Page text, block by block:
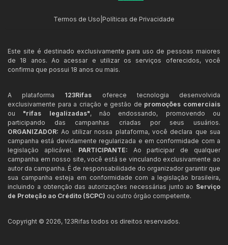
Termos de Uso Políticas de Privacidade
Este site é destinado exclusivamente para uso de pessoas maiores
de 18 anos. Ao acessar e utilizar os serviços oferecidos, você
confirma que possui 18 anos ou mais.
A plataforma 123Rifas oferece tecnologia desenvolvida
exclusivamente para a criação e gestão de promoções comerciais
ou "rifas legalizadas", não endossando, promovendo ou
participando das campanhas criadas por seus usuários.
ORGANIZADOR: Ao utilizar nossa plataforma, você declara que sua
campanha está devidamente regularizada e em conformidade com a
legislação aplicável. PARTICIPANTE: Ao participar de qualquer
campanha em nosso site, você está se vinculando exclusivamente ao
autor da campanha. É de responsabilidade do organizador garantir que
sua campanha esteja em conformidade com a legislação brasileira,
incluindo a obtenção das autorizações necessárias junto ao Serviço
de Proteção ao Crédito (SCPC) ou outro órgão competente.
Copyright © 2026, 123Rifas todos os direitos reservados.